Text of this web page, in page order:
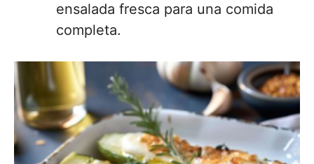
ensalada fresca para una comida
completa.